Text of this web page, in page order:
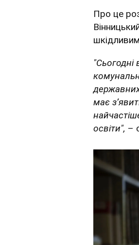
Про це
"Сьогодні
має
освіти", –